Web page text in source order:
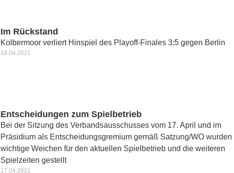
Im Rückstand
Kolbermoor verliert Hinspiel des Playoff-Finales 3:5 gegen Berlin
18.04.2021
Entscheidungen zum Spielbetrieb
Bei der Sitzung des Verbandsausschusses vom 17. April und im
Präsidium als Entscheidungsgremium gemäß Satzung/WO wurden
wichtige Weichen für den aktuellen Spielbetrieb und die weiteren
Spielzeiten gestellt
17.04.2021